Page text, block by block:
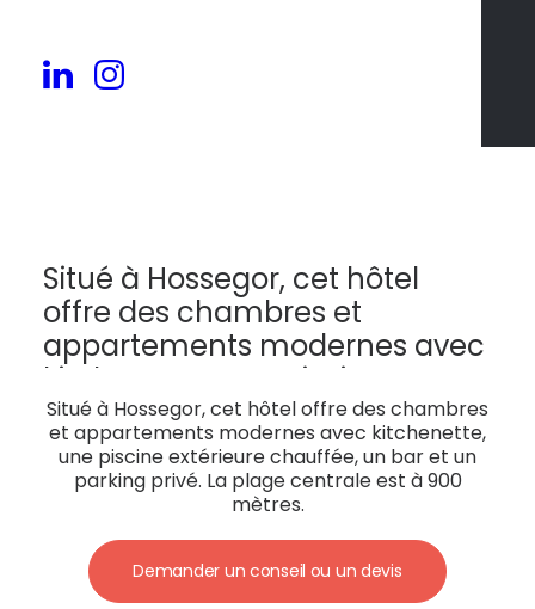
Situé à Hossegor, cet hôtel
offre des chambres et
appartements modernes avec
kitchenette, une piscine
extérieure chauffée, un bar et
un parking privé. La plage
centrale est à 900 mètres.
Situé à Hossegor, cet hôtel offre des chambres
et appartements modernes avec kitchenette,
une piscine extérieure chauffée, un bar et un
parking privé. La plage centrale est à 900
mètres.
Demander un conseil ou un devis